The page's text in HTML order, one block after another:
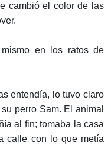
cambió el color de las
en los ratos de
entendía, lo tuvo claro
perro Sam. El animal
al fin; tomaba la casa
calle con lo que metía